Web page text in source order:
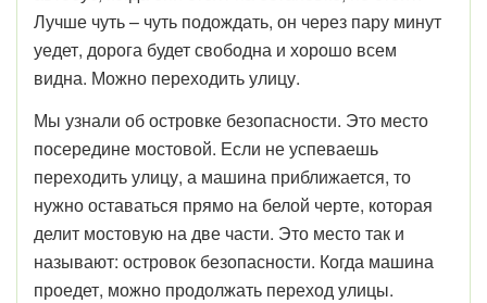
Лучше чуть – чуть подождать, он через пару минут
уедет, дорога будет свободна и хорошо всем
видна. Можно переходить улицу.
Мы узнали об островке безопасности. Это место
посередине мостовой. Если не успеваешь
переходить улицу, а машина приближается, то
нужно оставаться прямо на белой черте, которая
делит мостовую на две части. Это место так и
называют: островок безопасности. Когда машина
проедет, можно продолжать переход улицы.